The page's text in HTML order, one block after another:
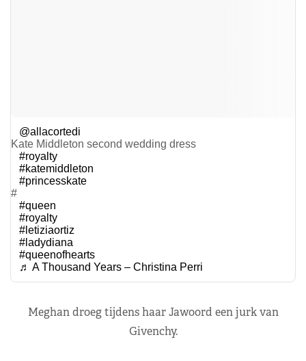
@allacortedi
Kate Middleton second wedding dress
#royalty
#katemiddleton
#princesskate
#
#queen
#royalty
#letiziaortiz
#ladydiana
#queenofhearts
♬ A Thousand Years – Christina Perri
Meghan droeg tijdens haar Jawoord een jurk van
Givenchy.